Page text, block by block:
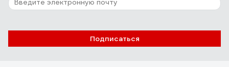
Подписаться